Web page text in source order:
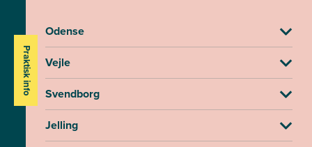
Praktisk info
Odense
Vejle
Svendborg
Jelling